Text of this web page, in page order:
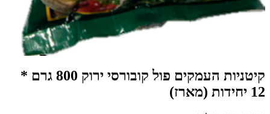
קיטניות העמקים פול קובורסי ירוק 800 גרם *
12 יחידות (מארז)